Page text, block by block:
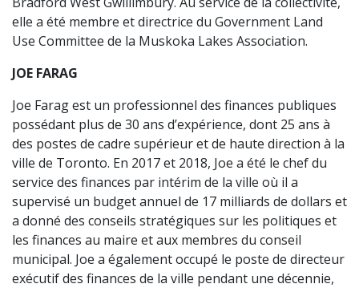
elle a été membre et directrice du Government Land
Use Committee de la Muskoka Lakes Association.
JOE FARAG
Joe Farag est un professionnel des finances publiques
possédant plus de 30 ans d’expérience, dont 25 ans à
des postes de cadre supérieur et de haute direction à la
ville de Toronto. En 2017 et 2018, Joe a été le chef du
service des finances par intérim de la ville où il a
supervisé un budget annuel de 17 milliards de dollars et
a donné des conseils stratégiques sur les politiques et
les finances au maire et aux membres du conseil
municipal. Joe a également occupé le poste de directeur
exécutif des finances de la ville pendant une décennie,